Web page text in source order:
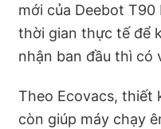
mới của Deebot
thời gian thực tế để
nhận ban đầu thì có
Theo Ecovacs, thiết
còn giúp máy chạy